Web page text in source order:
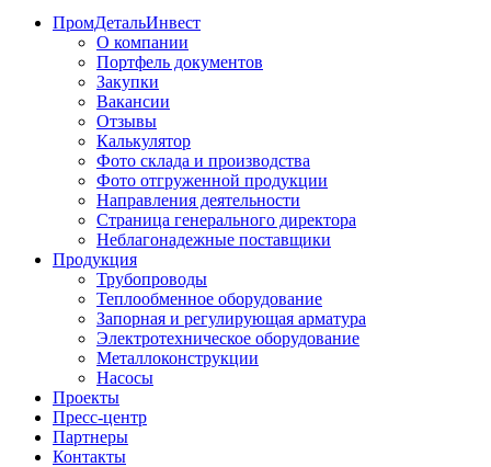
ПромДетальИнвест
О компании
Портфель документов
Закупки
Вакансии
Отзывы
Калькулятор
Фото склада и производства
Фото отгруженной продукции
Направления деятельности
Страница генерального директора
Неблагонадежные поставщики
Продукция
Трубопроводы
Теплообменное оборудование
Запорная и регулирующая арматура
Электротехническое оборудование
Металлоконструкции
Насосы
Проекты
Пресс-центр
Партнеры
Контакты